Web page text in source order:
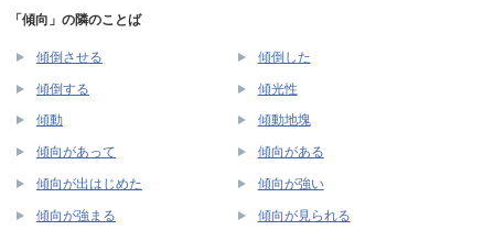
「傾向」の隣のことば
傾倒させる 傾倒した
傾倒する 傾光性
傾動 傾動地塊
傾向があって 傾向がある
傾向が出はじめた 傾向が強い
傾向が強まる 傾向が見られる